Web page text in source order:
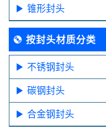
锥形封头
按封头材质分类
不锈钢封头
碳钢封头
合金钢封头